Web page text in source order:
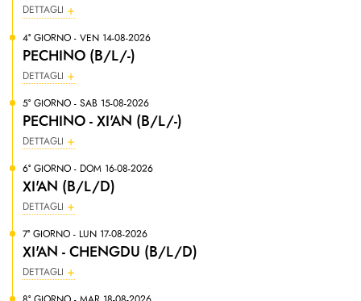
DETTAGLI
4° GIORNO - VEN 14-08-2026
PECHINO (B/L/-)
DETTAGLI
5° GIORNO - SAB 15-08-2026
PECHINO - XI'AN (B/L/-)
DETTAGLI
6° GIORNO - DOM 16-08-2026
XI'AN (B/L/D)
DETTAGLI
7° GIORNO - LUN 17-08-2026
XI'AN - CHENGDU (B/L/D)
DETTAGLI